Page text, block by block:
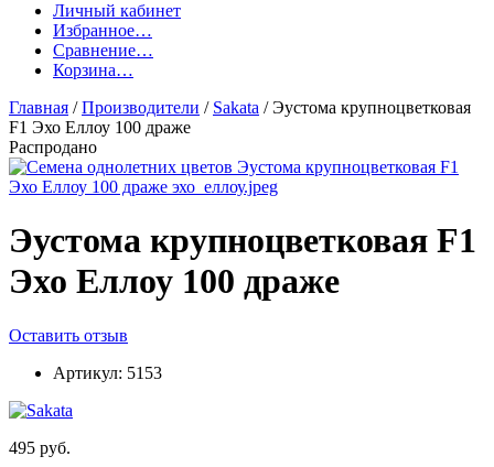
Личный кабинет
Избранное…
Сравнение…
Корзина…
Главная /Производители / Sakata /Эустома крупноцветковая
F1 Эхо Еллоу 100 драже
Распродано
Эустома крупноцветковая F1
Эхо Еллоу 100 драже
Оставить отзыв
Артикул: 5153
495 руб.